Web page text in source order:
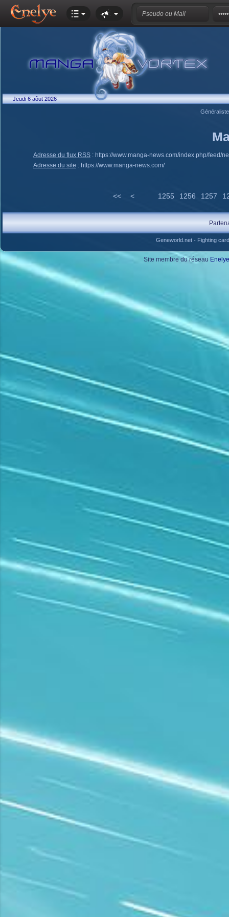
Jeudi 6 aôut 2026
Adresse du flux RSS : https://www.manga-news.com/index.php/feed/
Adresse du site : https://www.manga-news.com/
<< < 1255 1256 1257
Geneworld.net- Fighting
Site membre du réseau Enelye